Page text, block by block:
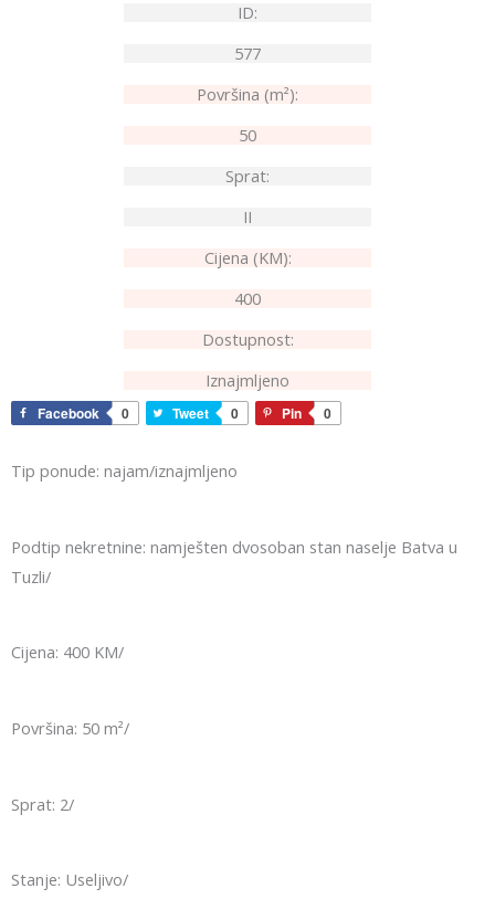
ID:
577
Površina (m²):
50
Sprat:
II
Cijena (KM):
400
Dostupnost:
Iznajmljeno
Facebook 0 Tweet 0 Pin 0
Tip ponude: najam/iznajmljeno
Podtip nekretnine: namješten dvosoban stan naselje Batva u
Tuzli/
Cijena: 400 KM/
Površina: 50 m²/
Sprat: 2/
Stanje: Useljivo/